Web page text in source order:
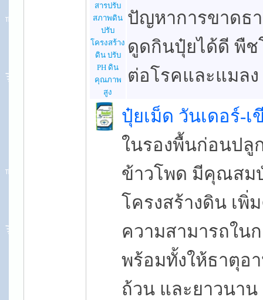
ปัญหาการขาดธ
ดูดกินปุ๋ยได้ดี พืช
ต่อโรคและแมลง
ปุ๋ยเม็ด วันเดอร์-เ
ในรองพื้นก่อนปลู
ข้าวโพด มีคุณสม
โครงสร้างดิน เพิ่
ความสามารถใน
พร้อมทั้งให้ธาตุอ
ถ้วน และยาวนาน